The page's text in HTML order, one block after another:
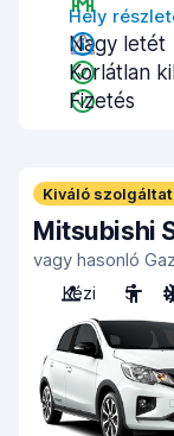
Hely
Nagy letét
Korlátlan
Fizetés
Kiváló
Mitsubishi
vagy hasonló
Kézi
5